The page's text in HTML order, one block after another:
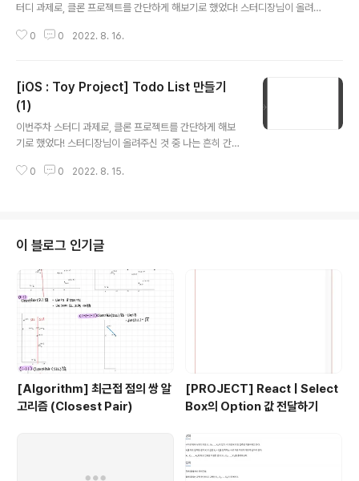
터디 과제로, 클론 프로젝트를 간단하게 해보기로 했었다! 스터디장님이 올려주
만들어진 Project를 따라 yexjinitlog.tistory.com 자세한 코드는 여기로! G
g an account on GitHub. github.com 8/16 어제 했던 Storage에 이어,
이번엔 싱글톤 객체를 만들 Todo..
0 0 2022. 8. 16.
[iOS : Toy Project] Todo List 만들기
(1)
이번주차 스터디 과제로, 클론 프로젝트를 간단하게 해보
기로 했었다! 스터디장님이 올려주신 것 중 나는 흔히 간단
들어진 Project를 따라 코딩하면서 화면 구성과 AutoLa
음집📱. Contribute to yexjin/iOS_Study develop
ment by creating an account on GitHub. github.c
om 8/15 탭바로 묶기 전에 일단 화면부터 구성해보기로!
나 증말.. 지지리도 Auto Layout 못해서 화면 구..
0 0 2022. 8. 15.
이 블로그 인기글
[Algorithm] 최근접 점의 쌍 알
고리즘 (Closest Pair)
[PROJECT] React | Select
Box의 Option 값 전달하기